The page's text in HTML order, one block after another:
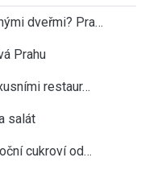
dveřmi? Pra…
Prahu
restaur…
salát
cukroví od…